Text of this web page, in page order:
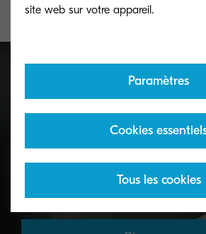
Toner take-back
KYOCERA's toner recycling
organisations to return toners in
Paramètres
Cookies
Tous les cookies